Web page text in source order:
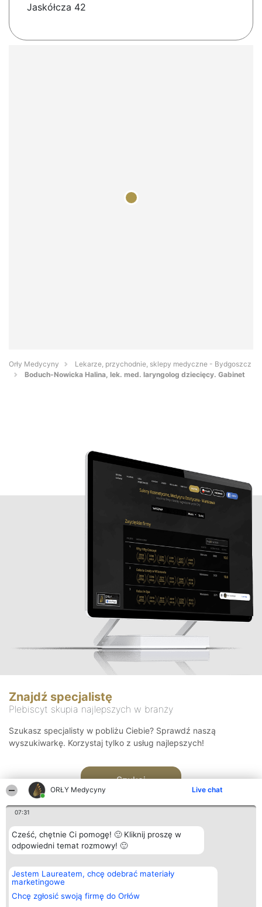
ORŁY Medycyny Live chat
07:31
Cześć, chętnie Ci pomogę! 🙂 Kliknij proszę w
odpowiedni temat rozmowy! 🙂
Jestem Laureatem, chcę odebrać materiały
marketingowe
Chcę zgłosić swoją firmę do Orłów
Jaskółcza 42
Orły Medycyny
Lekarze, przychodnie, sklepy medyczne - Bydgoszcz
Boduch-Nowicka Halina, lek. med. laryngolog dziecięcy. Gabinet
Znajdź specjalistę
Plebiscyt skupia najlepszych w branży
Szukasz specjalisty w pobliżu Ciebie? Sprawdź naszą
wyszukiwarkę. Korzystaj tylko z usług najlepszych!
Szukaj
Organizator plebiscytu
Bright Side Solutions sp. z o.
o. sp. k.
ul. Ruska 22
Wrocław 50-079
Plebiscyt
Laureaci
wszystkich
Laureatów
Kontakt
Kontakt